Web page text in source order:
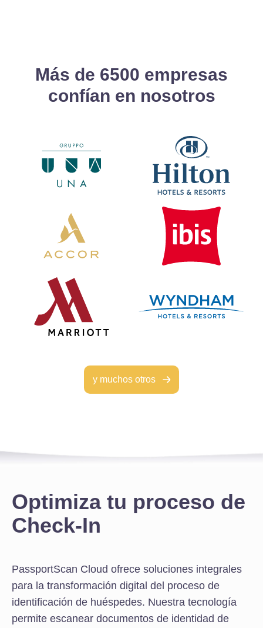
Más de 6500 empresas
confían en nosotros
y muchos otros
Optimiza tu proceso de
Check-In
PassportScan Cloud ofrece soluciones integrales
para la transformación digital del proceso de
identificación de huéspedes. Nuestra tecnología
permite escanear documentos de identidad de